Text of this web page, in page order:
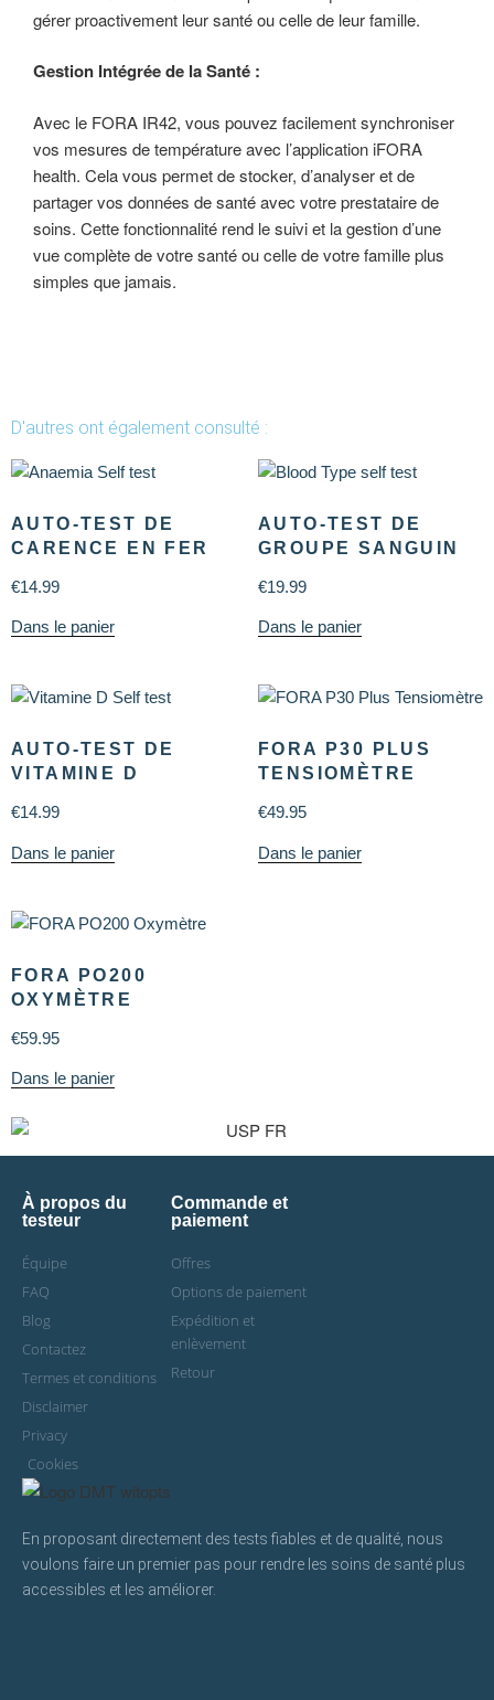
gérer proactivement leur santé ou celle de leur famille.
Gestion Intégrée de la Santé :
Avec le FORA IR42, vous pouvez facilement synchroniser
vos mesures de température avec l’application iFORA
health. Cela vous permet de stocker, d’analyser et de
partager vos données de santé avec votre prestataire de
soins. Cette fonctionnalité rend le suivi et la gestion d’une
vue complète de votre santé ou celle de votre famille plus
simples que jamais.
D'autres ont également consulté :
AUTO-TEST DE
CARENCE EN FER
€14.99
Dans le panier
AUTO-TEST DE
GROUPE SANGUIN
€19.99
Dans le panier
AUTO-TEST DE
VITAMINE D
€14.99
Dans le panier
FORA P30 PLUS
TENSIOMÈTRE
€49.95
Dans le panier
FORA PO200
OXYMÈTRE
€59.95
Dans le panier
À propos du
testeur
Équipe
FAQ
Blog
Contactez
Termes et conditions
Disclaimer
Privacy
Cookies
Commande et
paiement
Offres
Options de paiement
Expédition et
enlèvement
Retour
En proposant directement des tests fiables et de qualité, nous
voulons faire un premier pas pour rendre les soins de santé plus
accessibles et les améliorer.